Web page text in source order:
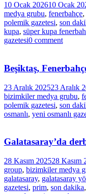
10 Ocak 202610 Ocak
medya grubu, fenerbahçe,
polemik gazetesi, son
kupa, süper kupa
gazetesi0 comment
Beşiktaş,
23 Aralık 202523 Aralık
bizimkiler medya grubu,
polemik gazetesi, son
osmanlı, yeni osmanlı
Galatasaray’da
28 Kasım 202528 Kasım
group, bizimkiler medya
galatasaray, galatasaray
gazetesi, prim, son dakika,